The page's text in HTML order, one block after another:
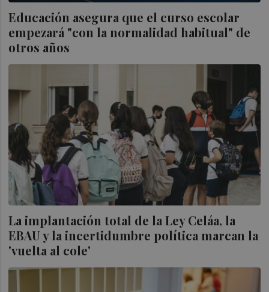
Educación asegura que el curso escolar
empezará "con la normalidad habitual" de
otros años
La implantación total de la Ley Celáa, la
EBAU y la incertidumbre política marcan la
'vuelta al cole'